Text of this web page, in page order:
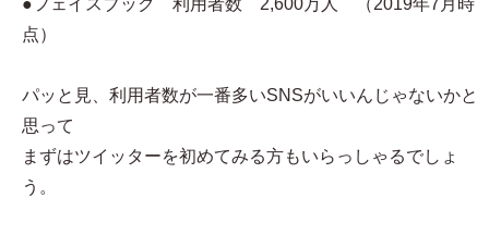
●フェイスブック 利用者数 2,600万人 （2019年7月時
点）
パッと見、利用者数が一番多いSNSがいいんじゃないかと
思って
まずはツイッターを初めてみる方もいらっしゃるでしょ
う。